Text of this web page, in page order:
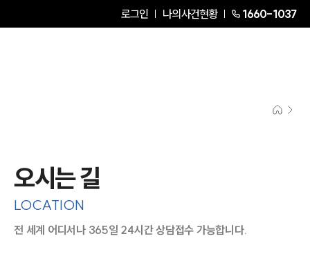
로그인 나의사건현황 1660-1037
오시는 길
LOCATION
전 세계 어디서나 365일 24시간 상담접수 가능합니다.